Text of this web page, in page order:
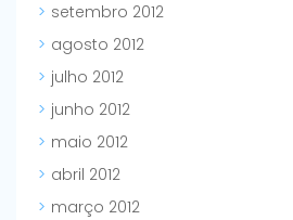
setembro 2012
agosto 2012
julho 2012
junho 2012
maio 2012
abril 2012
março 2012